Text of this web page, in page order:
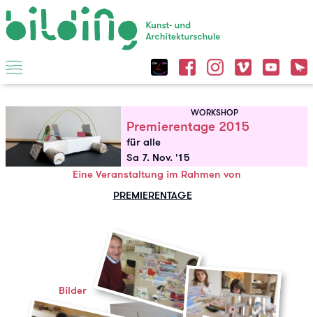
WORKSHOP
Premierentage 2015
für alle
Sa 7. Nov. '15
Eine Veranstaltung im Rahmen von
PREMIERENTAGE
Bilder